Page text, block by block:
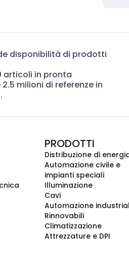
disponibilità di prodotti
articoli in pronta
milioni di referenze in
PRODOTTI
Distribuzione di
Automazione civile e
impianti speciali
Illuminazione
Cavi
Automazione
Rinnovabili
Climatizzazione
Attrezzature e DPI